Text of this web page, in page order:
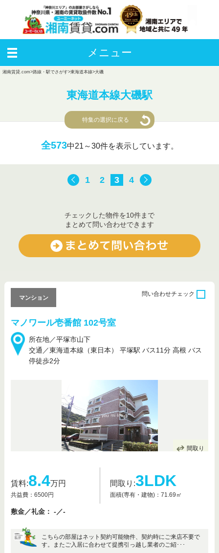
メニュー
湘南賃貸.com>路線・駅でさがす>東海道本線>大磯
東海道本線大磯駅
特集の選択に戻る
全573中21～30件を表示しています。
1 2 3 4
チェックした物件を10件まで
まとめて問い合わせできます
マノワール壱番館 102号室
所在地／平塚市山下
交通／東海道本線（東日本） 平塚駅 バス11分 高根 バス
停徒歩2分
マンション
問い合わせチェック
間取り
賃料:8.4万円
共益費：6500円
間取り:3LDK
面積(専有・建物)：71.69㎡
敷金／礼金： -／-
こちらの部屋はネット契約可能物件、契約時にご来店不要で
す。またご入居に合わせて提携引っ越し業者のご紹･･･